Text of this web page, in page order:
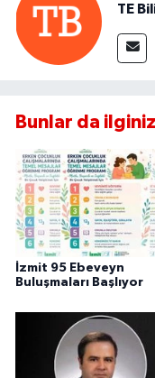
TE
Bunlar da
İzmit 95 Ebeveyn
Buluşmaları Başlıyor